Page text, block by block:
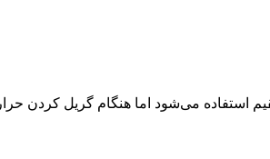
می‌شود اما هنگام گریل کردن